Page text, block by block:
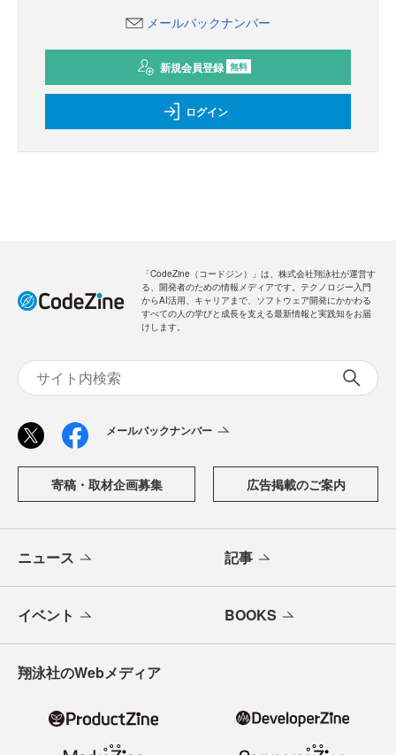
メールバックナンバー
新規会員登録 無料
ログイン
「CodeZine（コードジン）」は、株式会社翔泳社が運営す
る、開発者のための情報メディアです。テクノロジー入門
からAI活用、キャリアまで、ソフトウェア開発にかかわる
すべての人の学びと成長を支える最新情報と実践知をお届
けします。
メールバックナンバー
寄稿・取材企画募集 広告掲載のご案内
ニュース 記事
イベント BOOKS
翔泳社のWebメディア